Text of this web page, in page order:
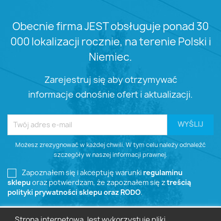
Obecnie firma JEST obsługuje ponad 30
000 lokalizacji rocznie, na terenie Polski i
Niemiec.
Zarejestruj się aby otrzymywać
informacje odnośnie ofert i aktualizacji.
Możesz zrezygnować w każdej chwili. W tym celu należy odnaleźć
szczegóły w naszej informacji prawnej.
Zapoznałem się i akceptuję warunki regulaminu
sklepuoraz potwierdzam, że zapoznałem się ztreścią
polityki prywatności sklepu oraz RODO.